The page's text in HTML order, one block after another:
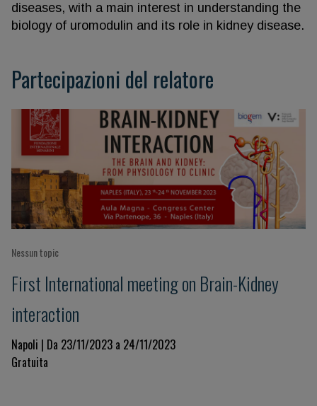
diseases, with a main interest in understanding the
biology of uromodulin and its role in kidney disease.
Partecipazioni del relatore
Nessun topic
First International meeting on Brain-Kidney
interaction
Napoli | Da 23/11/2023 a 24/11/2023
Gratuita